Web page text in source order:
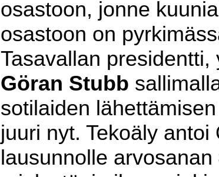
osastoon, jonne
osastoon on
Tasavallan presidentti,
Göran Stubb
sotilaiden
juuri nyt. Tekoäly antoi
lausunnolle